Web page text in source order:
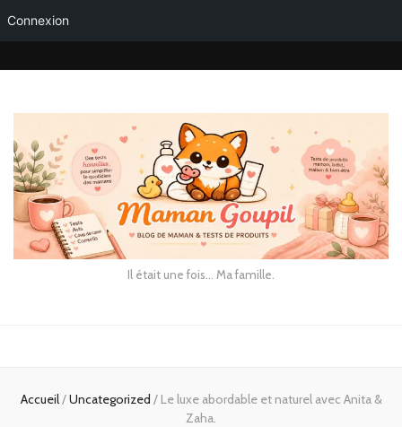
Connexion
Il était une fois… Ma famille.
Accueil/Uncategorized / Le luxe abordable et naturel avec Anita &
Zaha.